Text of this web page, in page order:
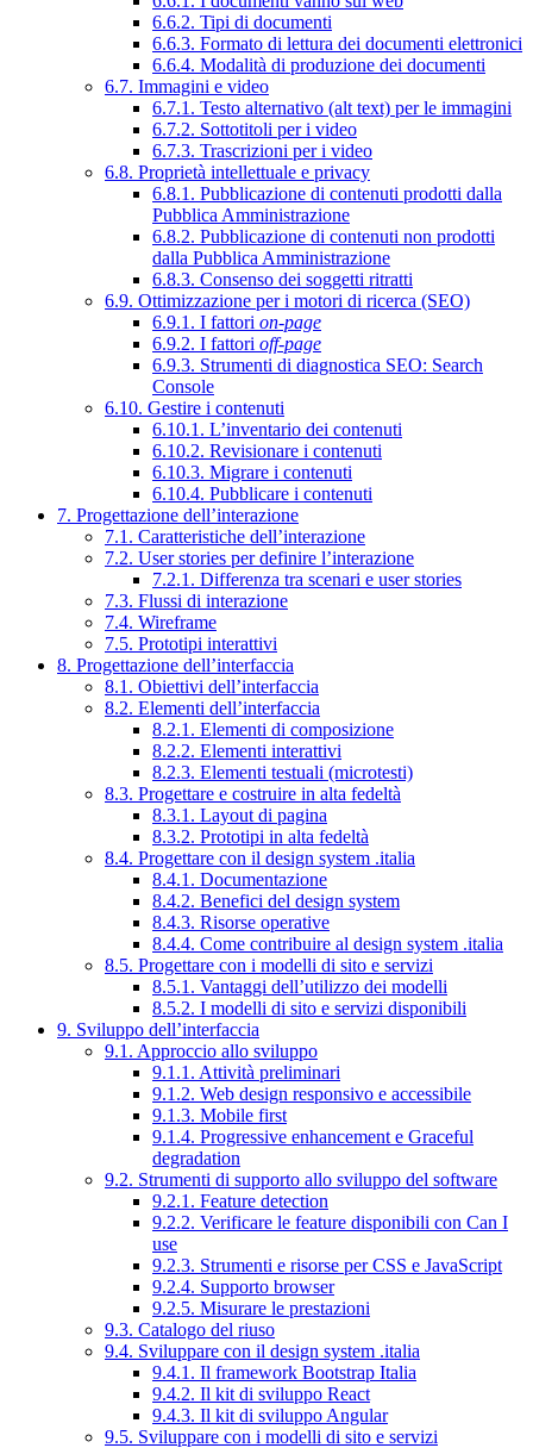
6.6.2. Tipi di documenti
6.6.3. Formato di lettura dei documenti elettronici
6.6.4. Modalità di produzione dei documenti
6.7. Immagini e video
6.7.1. Testo alternativo (alt text) per le immagini
6.7.2. Sottotitoli per i video
6.7.3. Trascrizioni per i video
6.8. Proprietà intellettuale e privacy
6.8.1. Pubblicazione di contenuti prodotti dalla
Pubblica Amministrazione
6.8.2. Pubblicazione di contenuti non prodotti
dalla Pubblica Amministrazione
6.8.3. Consenso dei soggetti ritratti
6.9. Ottimizzazione per i motori di ricerca (SEO)
6.9.1. I fattori on-page
6.9.2. I fattori off-page
6.9.3. Strumenti di diagnostica SEO: Search
Console
6.10. Gestire i contenuti
6.10.1. L’inventario dei contenuti
6.10.2. Revisionare i contenuti
6.10.3. Migrare i contenuti
6.10.4. Pubblicare i contenuti
7. Progettazione dell’interazione
7.1. Caratteristiche dell’interazione
7.2. User stories per definire l’interazione
7.2.1. Differenza tra scenari e user stories
7.3. Flussi di interazione
7.4. Wireframe
7.5. Prototipi interattivi
8. Progettazione dell’interfaccia
8.1. Obiettivi dell’interfaccia
8.2. Elementi dell’interfaccia
8.2.1. Elementi di composizione
8.2.2. Elementi interattivi
8.2.3. Elementi testuali (microtesti)
8.3. Progettare e costruire in alta fedeltà
8.3.1. Layout di pagina
8.3.2. Prototipi in alta fedeltà
8.4. Progettare con il design system .italia
8.4.1. Documentazione
8.4.2. Benefici del design system
8.4.3. Risorse operative
8.4.4. Come contribuire al design system .italia
8.5. Progettare con i modelli di sito e servizi
8.5.1. Vantaggi dell’utilizzo dei modelli
8.5.2. I modelli di sito e servizi disponibili
9. Sviluppo dell’interfaccia
9.1. Approccio allo sviluppo
9.1.1. Attività preliminari
9.1.2. Web design responsivo e accessibile
9.1.3. Mobile first
9.1.4. Progressive enhancement e Graceful
degradation
9.2. Strumenti di supporto allo sviluppo del software
9.2.1. Feature detection
9.2.2. Verificare le feature disponibili con Can I
use
9.2.3. Strumenti e risorse per CSS e JavaScript
9.2.4. Supporto browser
9.2.5. Misurare le prestazioni
9.3. Catalogo del riuso
9.4. Sviluppare con il design system .italia
9.4.1. Il framework Bootstrap Italia
9.4.2. Il kit di sviluppo React
9.4.3. Il kit di sviluppo Angular
9.5. Sviluppare con i modelli di sito e servizi